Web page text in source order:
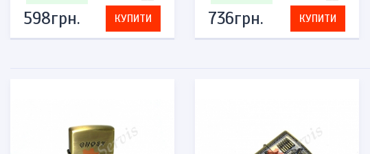
598грн. КУПИТИ 736грн. КУПИТИ